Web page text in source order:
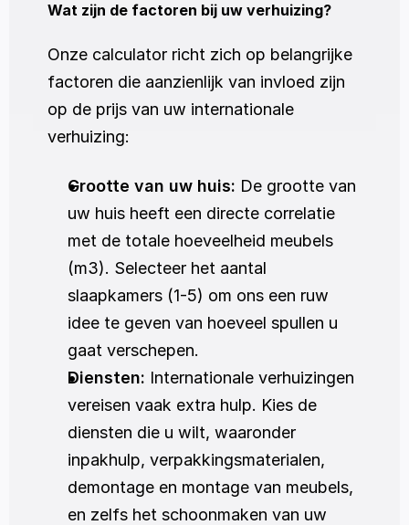
Wat zijn de factoren bij uw verhuizing?
Onze calculator richt zich op belangrijke
factoren die aanzienlijk van invloed zijn
op de prijs van uw internationale
verhuizing:
Grootte van uw huis: De grootte van
uw huis heeft een directe correlatie
met de totale hoeveelheid meubels
(m3). Selecteer het aantal
slaapkamers (1-5) om ons een ruw
idee te geven van hoeveel spullen u
gaat verschepen.
Diensten: Internationale verhuizingen
vereisen vaak extra hulp. Kies de
diensten die u wilt, waaronder
inpakhulp, verpakkingsmaterialen,
demontage en montage van meubels,
en zelfs het schoonmaken van uw